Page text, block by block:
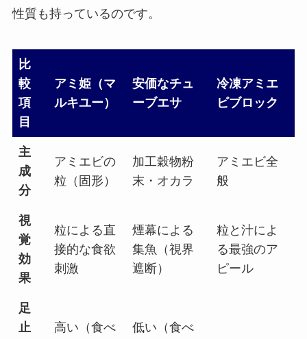
性質も持っているのです。
比
較
項
目
アミ姫（マ
ルキユー）
安価なチュ
ーブエサ
冷凍アミエ
ビブロック
主
成
分
アミエビの
粒（固形）
加工穀物粉
末・オカラ
アミエビ全
般
視
覚
効
果
粒による直
接的な食欲
刺激
煙幕による
集魚（視界
遮断）
粒と汁によ
る最強のア
ピール
足
止
高い（食べ
低い（食べ